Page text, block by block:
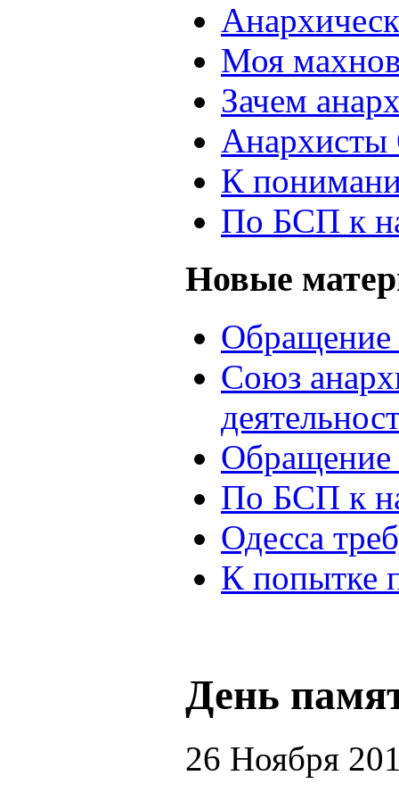
Моя
Зачем
Анархисты
К
По БСП к
Новые
Союз
Обращение
По БСП к
Одесса
К попытке
День
26 Ноября